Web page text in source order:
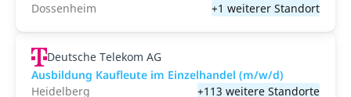
Dossenheim
+1 weiterer Standort
Deutsche Telekom AG
Ausbildung Kaufleute im Einzelhandel (m/w/d)
Heidelberg
+113 weitere Standorte